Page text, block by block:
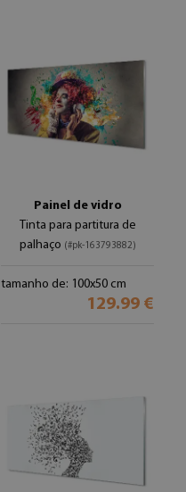
Painel de vidro
Tinta para partitura de
palhaço (#pk-163793882)
tamanho de: 100x50 cm
129.99 €